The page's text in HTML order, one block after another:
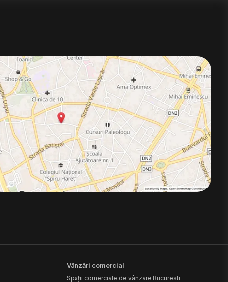
Vânzări comercial
Spații comerciale de vânzare Bucuresti